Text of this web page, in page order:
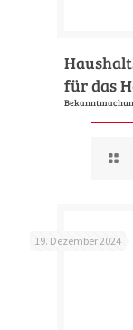
für das
19. Dezember 2024